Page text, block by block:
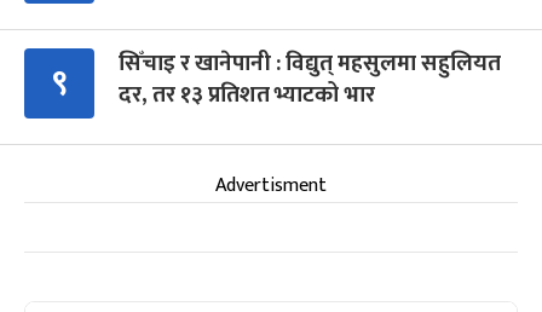
९
सिँचाइ र खानेपानी : विद्युत् महसुलमा सहुलियत
दर, तर १३ प्रतिशत भ्याटको भार
Advertisment